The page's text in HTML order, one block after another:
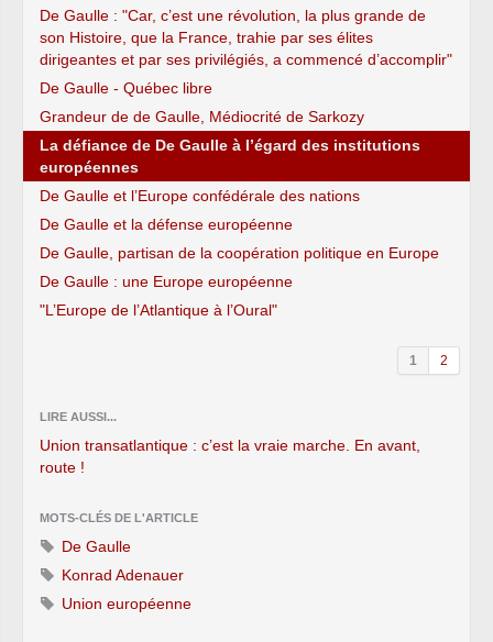
De Gaulle : "Car, c’est une révolution, la plus grande de
son Histoire, que la France, trahie par ses élites
dirigeantes et par ses privilégiés, a commencé d’accomplir"
De Gaulle - Québec libre
Grandeur de de Gaulle, Médiocrité de Sarkozy
La défiance de De Gaulle à l’égard des institutions
européennes
De Gaulle et l’Europe confédérale des nations
De Gaulle et la défense européenne
De Gaulle, partisan de la coopération politique en Europe
De Gaulle : une Europe européenne
"L’Europe de l’Atlantique à l’Oural"
1 2
LIRE AUSSI...
Union transatlantique : c’est la vraie marche. En avant,
route !
MOTS-CLÉS DE L'ARTICLE
De Gaulle
Konrad Adenauer
Union européenne